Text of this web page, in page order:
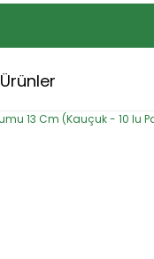
Ürünler